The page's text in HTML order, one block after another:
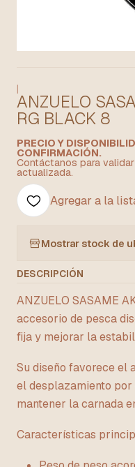
|
ANZUELO
RG BLACK 8
PRECIO Y
CONFIRMACIÓN.
Contáctanos para
actualizada.
Agregar a la
Mostrar stock de
DESCRIPCIÓN
ANZUELO SASAME
accesorio de pesca
fija y mejorar la
Su diseño favorece el
el desplazamiento
mantener la carnada
Características